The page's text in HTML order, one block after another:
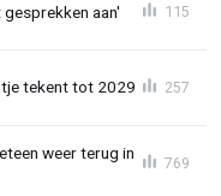
aan' 115
tekent tot 2029 257
weer terug in
769